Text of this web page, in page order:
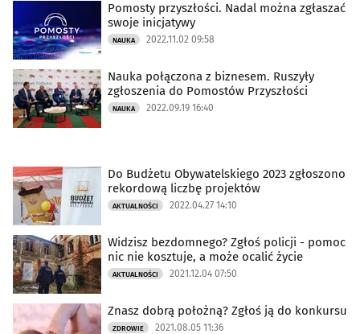
Pomosty przyszłości. Nadal można zgłaszać
swoje inicjatywy
NAUKA 2022.11.02 09:58
Nauka połączona z biznesem. Ruszyły
zgłoszenia do Pomostów Przyszłości
NAUKA 2022.09.19 16:40
Do Budżetu Obywatelskiego 2023 zgłoszono
rekordową liczbę projektów
AKTUALNOŚCI 2022.04.27 14:10
Widzisz bezdomnego? Zgłoś policji - pomoc
nic nie kosztuje, a może ocalić życie
AKTUALNOŚCI 2021.12.04 07:50
Znasz dobrą położną? Zgłoś ją do konkursu
ZDROWIE 2021.08.05 11:36